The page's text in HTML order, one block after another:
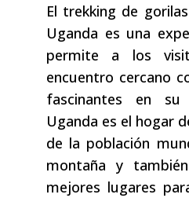
El trekking de
Uganda es una
permite a los
encuentro cercano
fascinantes en
Uganda es el hogar
de la población
montaña y
mejores lugares